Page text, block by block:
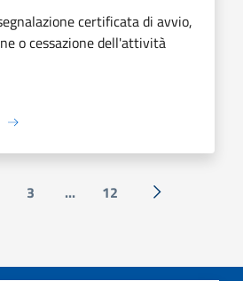
certificata di avvio,
o cessazione dell'attività
3 ... 12 Successiva »